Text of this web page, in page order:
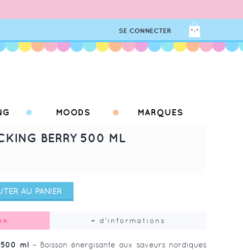
SE CONNECTER
MOODS MARQUES
BERRY 500 ML
AU PANIER
+ d'informations
ml– Boisson énergisante aux saveurs nordiques